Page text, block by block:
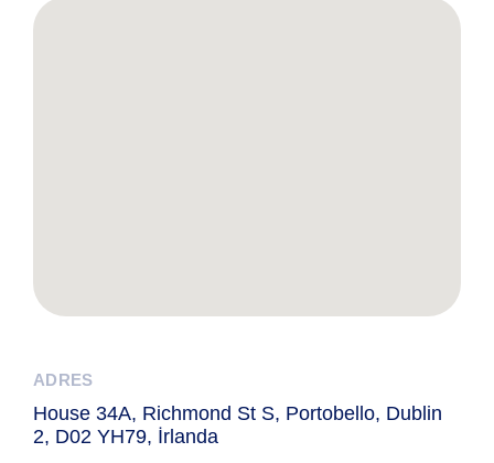
ADRES
House 34A, Richmond St S, Portobello, Dublin
2, D02 YH79, İrlanda